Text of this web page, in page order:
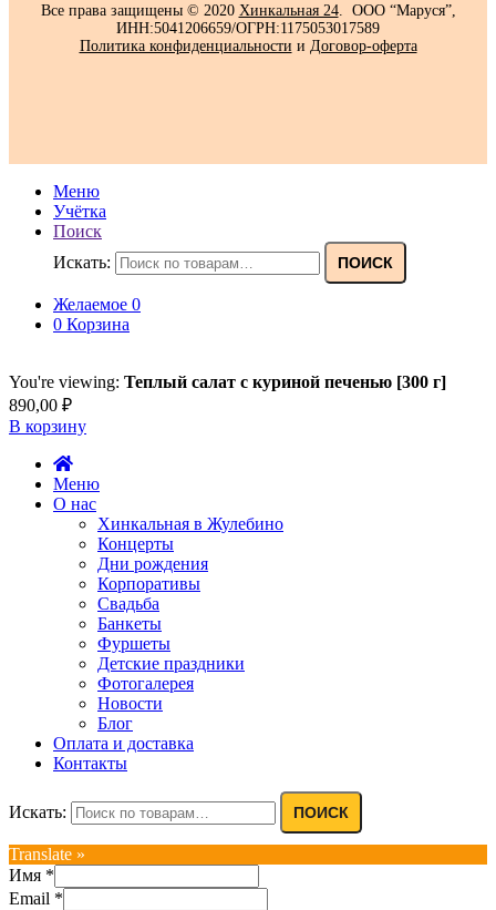
Все права защищены © 2020 Хинкальная 24. ООО “Маруся”,
ИНН:5041206659/ОГРН:1175053017589
Политика конфиденциальности‍ и Договор-оферта
Меню
Учётка
Поиск
Искать:
ПОИСК
Желаемое 0
0 Корзина
You're viewing: Теплый салат с куриной печенью [300 г]
890,00 ₽
В корзину
Меню
О нас
Хинкальная в Жулебино
Концерты
Дни рождения
Корпоративы
Свадьба
Банкеты
Фуршеты
Детские праздники
Фотогалерея
Новости
Блог
Оплата и доставка
Контакты
Искать: ПОИСК
Translate »
Имя *
Email *